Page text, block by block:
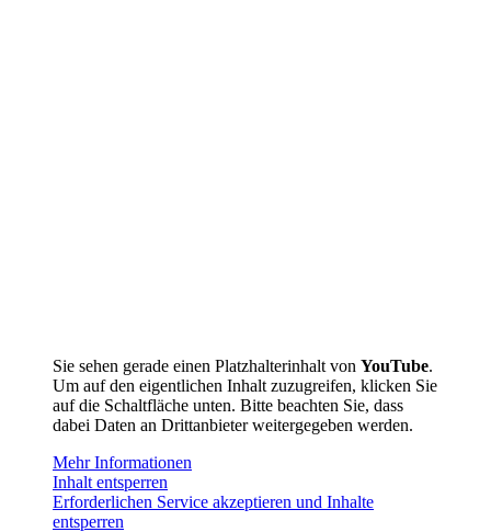
Sie sehen gerade einen Platzhalterinhalt von YouTube.
Um auf den eigentlichen Inhalt zuzugreifen, klicken Sie
auf die Schaltfläche unten. Bitte beachten Sie, dass
dabei Daten an Drittanbieter weitergegeben werden.
Mehr Informationen
Inhalt entsperren
Erforderlichen Service akzeptieren und Inhalte
entsperren